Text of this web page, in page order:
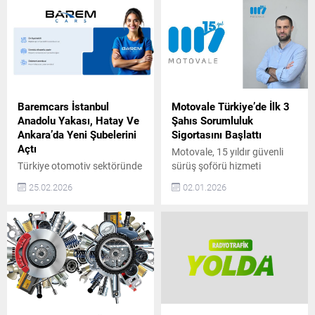
Baremcars İstanbul
Anadolu Yakası, Hatay Ve
Ankara’da Yeni Şubelerini
Açtı
Türkiye otomotiv sektöründe
sürdürülebilir hizmet
BaremCars, büyüme
yolculuğunda önemli bir
adım daha attı. Şirket, artan
müşteri talebi ve
operasyonel kapasite
doğrultusunda İstanbul
Anadolu Yakası, Hatay ve
25.02.2026
Motovale Türkiye’de İlk 3
Şahıs Sorumluluk
Sigortasını Başlattı
Motovale, 15 yıldır güvenli
sürüş şoförü hizmeti
kapsamlı 3. Şahıs
ediyor. 2009 yılında araç
sahiplerine güvenli ve
konforlu ulaşım alternatifi
Motovale, farklı sebeplerle
02.01.2026